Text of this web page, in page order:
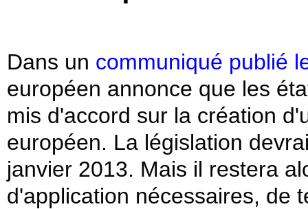
Dans un communiqué publié
européen annonce que les
mis d'accord sur la création
européen. La législation
janvier 2013. Mais il restera
d'application nécessaires, de